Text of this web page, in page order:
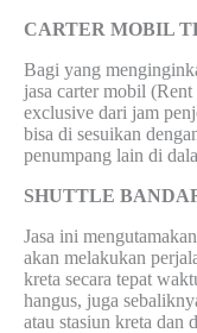
CARTER MOBIL
Bagi yang
jasa carter mobil
exclusive dari jam
bisa di sesuikan
penumpang lain di
SHUTTLE
Jasa ini
akan melakukan
kreta secara tepat
hangus, juga
atau stasiun kreta dan